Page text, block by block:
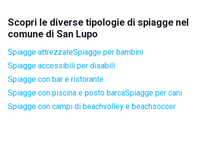
Scopri le diverse tipologie di spiagge nel
comune di San Lupo
Spiagge attrezzateSpiagge per bambini
Spiagge accessibili per disabili
Spiagge con bar e ristorante
Spiagge con piscina e posto barcaSpiagge per cani
Spiagge con campi di beachvolley e beachsoccer